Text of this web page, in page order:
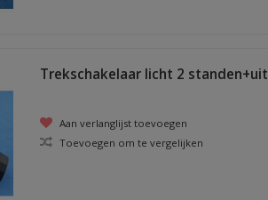
Trekschakelaar licht 2 standen+uit
Aan verlanglijst toevoegen
Toevoegen om te vergelijken